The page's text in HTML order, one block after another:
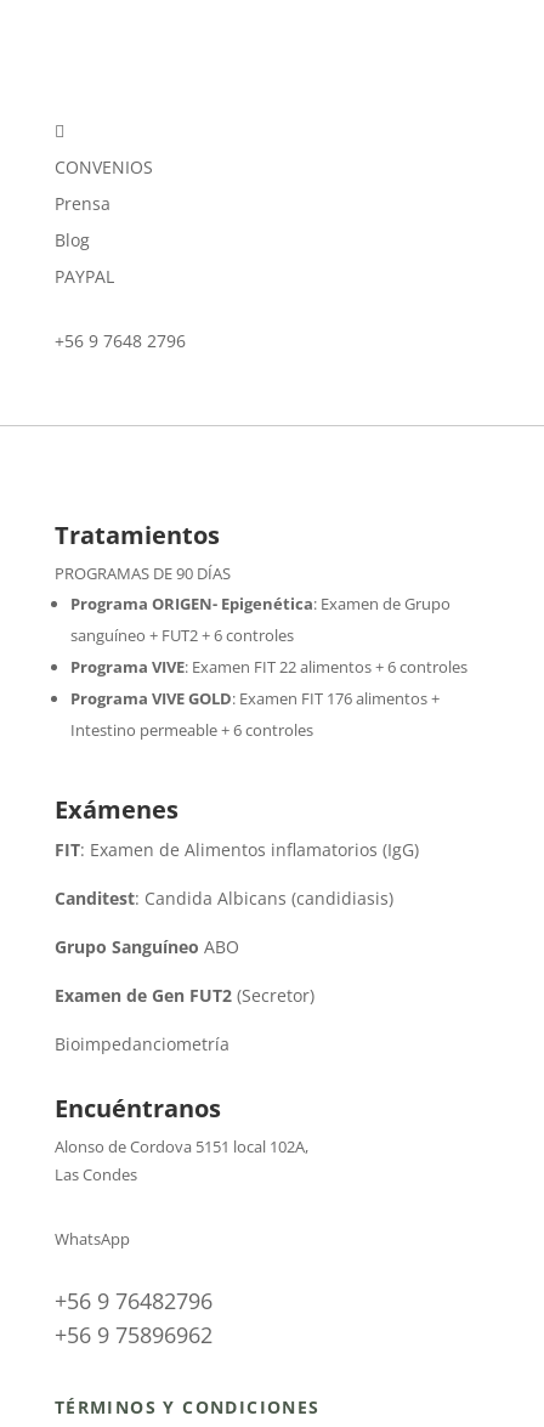

CONVENIOS
Prensa
Blog
PAYPAL
+56 9 7648 2796
Tratamientos
PROGRAMAS DE 90 DÍAS
Programa ORIGEN- Epigenética:Examen de Grupo
sanguíneo + FUT2 + 6 controles
Programa VIVE: Examen FIT 22 alimentos + 6 controles
Programa VIVE GOLD: Examen FIT 176 alimentos +
Intestino permeable + 6 controles
Exámenes
FIT: Examen de Alimentos inflamatorios (IgG)
Canditest: Candida Albicans (candidiasis)
Grupo Sanguíneo ABO
Examen de Gen FUT2(Secretor)
Bioimpedanciometría
Encuéntranos
Alonso de Cordova 5151 local 102A,
Las Condes
WhatsApp
+56 9 76482796
+56 9 75896962
TÉRMINOS Y CONDICIONES